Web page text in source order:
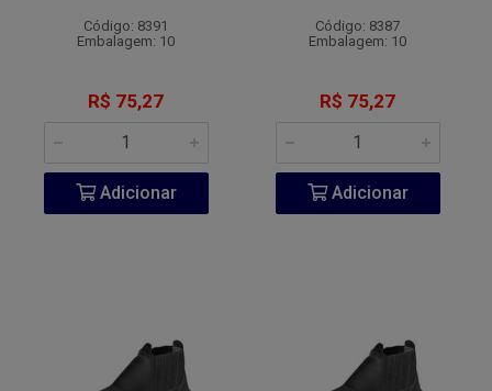
Código: 8391
Embalagem: 10
R$ 75,27
Adicionar
Código: 8387
Embalagem: 10
R$ 75,27
Adicionar